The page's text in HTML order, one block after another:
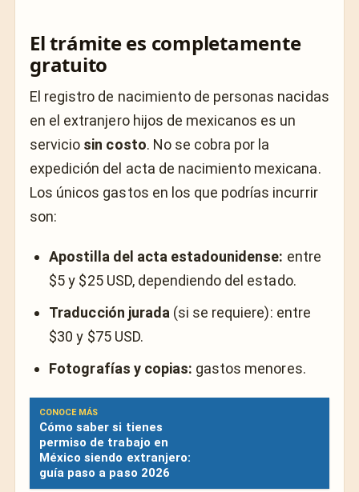
El trámite es completamente
gratuito
El registro de nacimiento de personas nacidas
en el extranjero hijos de mexicanos es un
servicio sin costo. No se cobra por la
expedición del acta de nacimiento mexicana.
Los únicos gastos en los que podrías incurrir
son:
Apostilla del acta estadounidense: entre
$5 y $25 USD, dependiendo del estado.
Traducción jurada(si se requiere): entre
$30 y $75 USD.
Fotografías y copias: gastos menores.
CONOCE MÁS
Cómo saber si tienes
permiso de trabajo en
México siendo extranjero:
guía paso a paso 2026